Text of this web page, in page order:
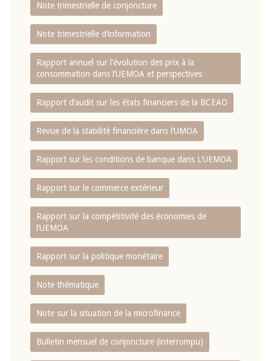
Note trimestrielle de conjoncture
Note trimestrielle d‘information
Rapport annuel sur l‘évolution des prix à la
consommation dans l‘UEMOA et perspectives
Rapport d‘audit sur les états financiers de la BCEAO
Revue de la stabilité financière dans l‘UMOA
Rapport sur les conditions de banque dans L‘UEMOA
Rapport sur le commerce extérieur
Rapport sur la compétitivité des économies de
l‘UEMOA
Rapport sur la politique monétaire
Note thématique
Note sur la situation de la microfinance
Bulletin mensuel de conjoncture (interrompu)